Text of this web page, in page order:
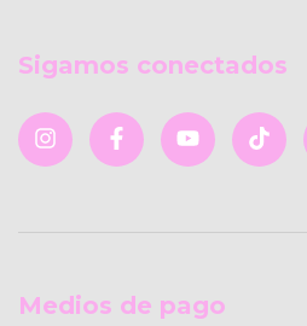
Sigamos conectados
Medios de pago